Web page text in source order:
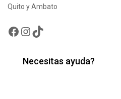
Quito y Ambato
Facebook
Instagram
TikTok
Necesitas ayuda?